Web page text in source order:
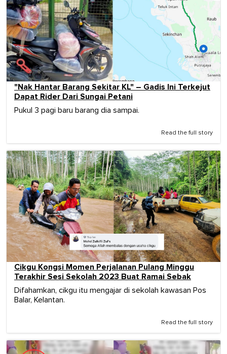
"Nak Hantar Barang Sekitar KL" – Gadis Ini Terkejut
Dapat Rider Dari Sungai Petani
Pukul 3 pagi baru barang dia sampai.
Read the full story
Cikgu Kongsi Momen Perjalanan Pulang Minggu
Terakhir Sesi Sekolah 2023 Buat Ramai Sebak
Difahamkan, cikgu itu mengajar di sekolah kawasan Pos
Balar, Kelantan.
Read the full story